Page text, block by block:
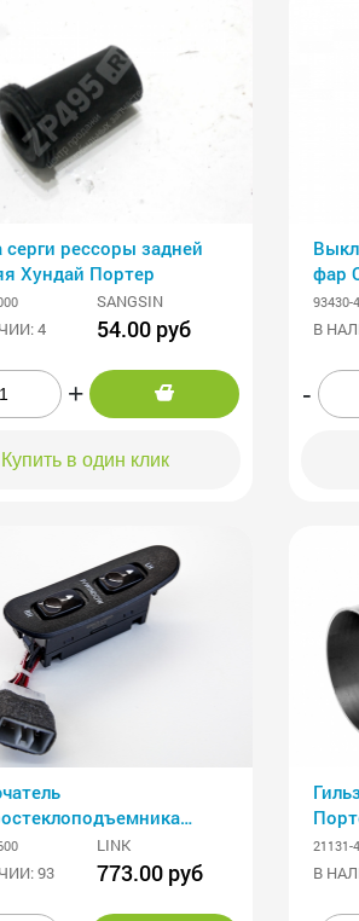
серги рессоры задней
Хундай Портер
SANGSIN
4
54.00 руб
+
Купить в один клик
фар
93430-
В
-
Porter левого LINK
LINK
93
773.00 руб
21131-
В